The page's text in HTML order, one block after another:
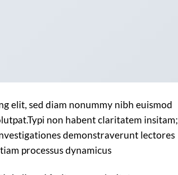
elit, sed diam nonummy nibh euismod
non habent claritatem insitam;
demonstraverunt lectores
processus dynamicus